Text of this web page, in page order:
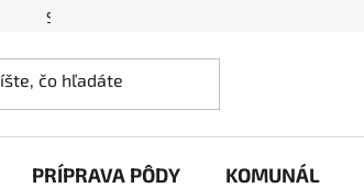
Spôsoby dopravy a platby
PRÍPRAVA PÔDY KOMUNÁL